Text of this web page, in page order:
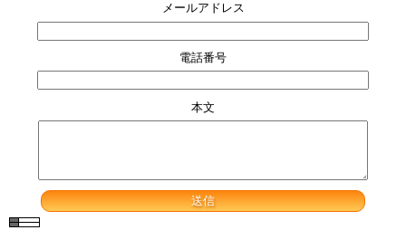
メールアドレス
電話番号
本文